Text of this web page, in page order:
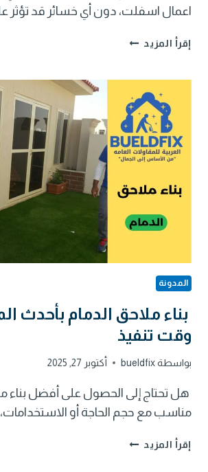
اعمال اسفلت، دون أي خسائر قد تؤثر
إقرأ المزيد اعمال
المعدات
والتقنيات
الحديثة
المدونة
بناء ملاحق الدمام بأحدث
وقت تنفيذ
بواسطةbueldfix أكتوبر 27, 2025
هل تحتاج إلى الحصول على أفضل بناء
مناسب مع حجم الحاجة أو
إقرأ المزيد بناء